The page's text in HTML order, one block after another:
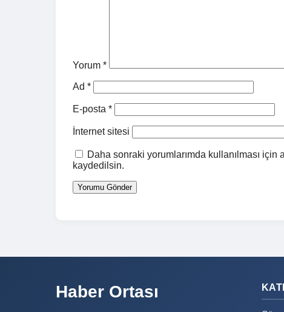
Yorum *
Ad *
E-posta *
İnternet sitesi
Daha sonraki yorumlarımda kullanılması için
kaydedilsin.
Haber Ortası